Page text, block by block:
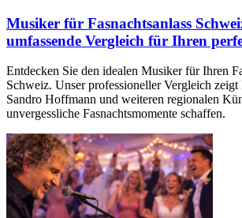
Musiker für Fasnachtsanlass
umfassende Vergleich für Ihren
Entdecken Sie den idealen Musiker für Ihren
Schweiz. Unser professioneller Vergleich
Sandro Hoffmann und weiteren regionalen
unvergessliche Fasnachtsmomente schaffen.